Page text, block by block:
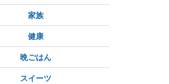
家族
健康
晩ごはん
スイーツ